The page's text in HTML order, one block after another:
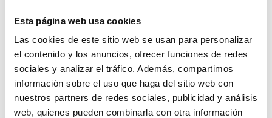
Esta página web usa cookies
Las cookies de este sitio web se usan para personalizar
el contenido y los anuncios, ofrecer funciones de redes
sociales y analizar el tráfico. Además, compartimos
información sobre el uso que haga del sitio web con
nuestros partners de redes sociales, publicidad y análisis
web, quienes pueden combinarla con otra información